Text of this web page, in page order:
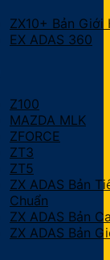
ZX10+ Bản Giới
EX ADAS 360
Z100
MAZDA MLK
ZFORCE
ZT3
ZT5
ZX ADAS Bản
Chuẩn
ZX ADAS Bản
ZX ADAS Bản